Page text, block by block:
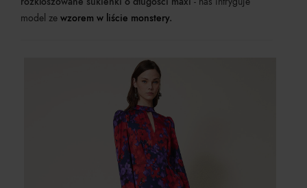
model ze wzorem w liście monstery.